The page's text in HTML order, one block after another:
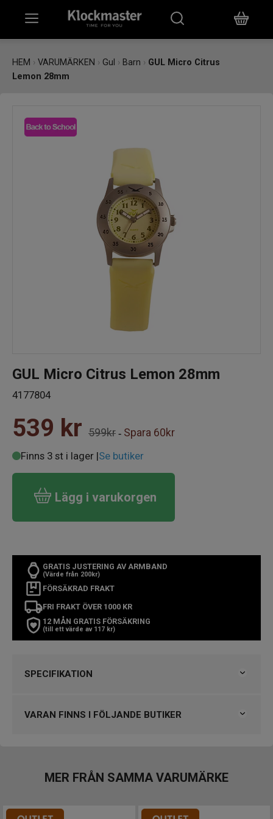
SMYCKEN
HEM › VARUMÄRKEN › Gul › Barn › GUL Micro Citrus
Lemon 28mm
GUL Micro Citrus Lemon 28mm
4177804
539 kr 599kr - Spara 60kr
Finns 3 st i lager |Se butiker
Lägg i varukorgen
GRATIS JUSTERING AV ARMBAND
(Värde från 200kr)
FÖRSÄKRAD FRAKT
FRI FRAKT ÖVER 1000 KR
12 MÅN GRATIS FÖRSÄKRING
(till ett värde av 117 kr)
SPECIFIKATION
Kollektion
Barn
VARAN FINNS I FÖLJANDE BUTIKER
Klockmaster Sundsvall
Björkegrens Urmakeri 1933 Kalmar
MER FRÅN SAMMA VARUMÄRKE